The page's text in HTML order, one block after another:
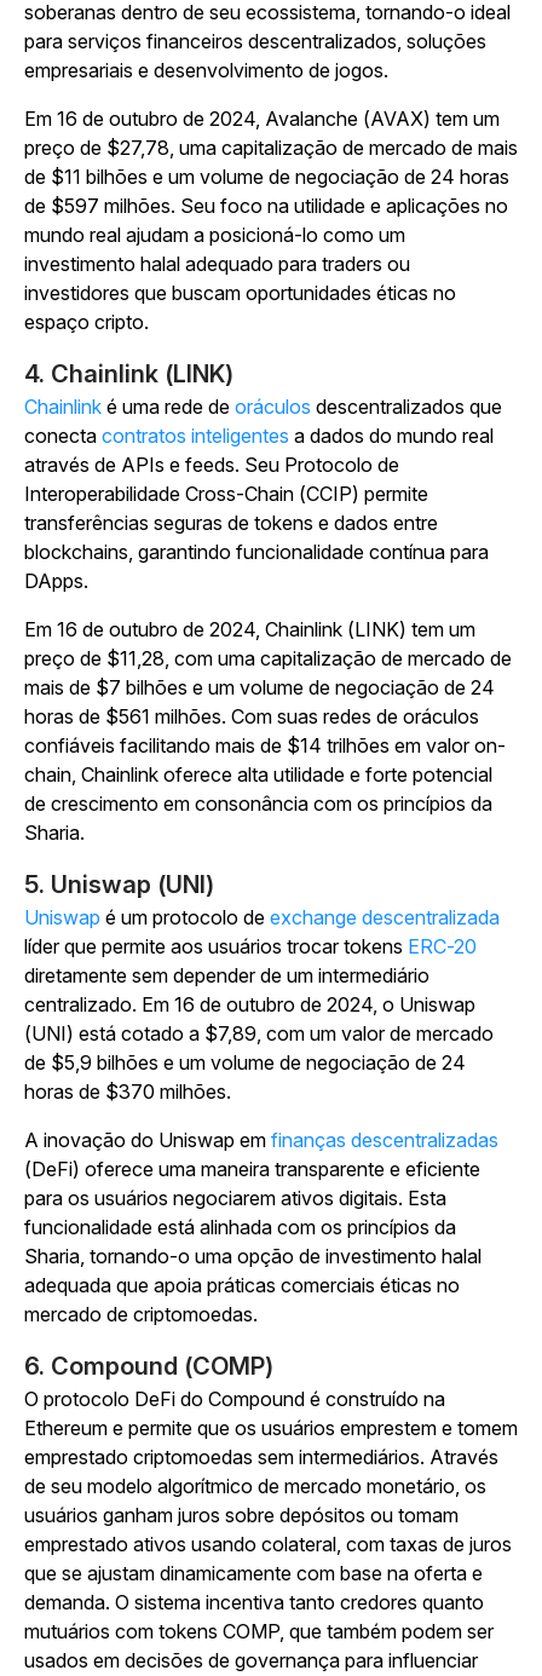
soberanas dentro de seu ecossistema, tornando-o ideal
para serviços financeiros descentralizados, soluções
empresariais e desenvolvimento de jogos.
Em 16 de outubro de 2024, Avalanche (AVAX) tem um
preço de $27,78, uma capitalização de mercado de mais
de $11 bilhões e um volume de negociação de 24 horas
de $597 milhões. Seu foco na utilidade e aplicações no
mundo real ajudam a posicioná-lo como um
investimento halal adequado para traders ou
investidores que buscam oportunidades éticas no
espaço cripto.
4. Chainlink (LINK)
Chainlink é uma rede de oráculos descentralizados que
conecta contratos inteligentes a dados do mundo real
através de APIs e feeds. Seu Protocolo de
Interoperabilidade Cross-Chain (CCIP) permite
transferências seguras de tokens e dados entre
blockchains, garantindo funcionalidade contínua para
DApps.
Em 16 de outubro de 2024, Chainlink (LINK) tem um
preço de $11,28, com uma capitalização de mercado de
mais de $7 bilhões e um volume de negociação de 24
horas de $561 milhões. Com suas redes de oráculos
confiáveis facilitando mais de $14 trilhões em valor on-
chain, Chainlink oferece alta utilidade e forte potencial
de crescimento em consonância com os princípios da
Sharia.
5. Uniswap (UNI)
Uniswap é um protocolo de exchange descentralizada
líder que permite aos usuários trocar tokens ERC-20
diretamente sem depender de um intermediário
centralizado. Em 16 de outubro de 2024, o Uniswap
(UNI) está cotado a $7,89, com um valor de mercado
de $5,9 bilhões e um volume de negociação de 24
horas de $370 milhões.
A inovação do Uniswap em finanças descentralizadas
(DeFi) oferece uma maneira transparente e eficiente
para os usuários negociarem ativos digitais. Esta
funcionalidade está alinhada com os princípios da
Sharia, tornando-o uma opção de investimento halal
adequada que apoia práticas comerciais éticas no
mercado de criptomoedas.
6. Compound (COMP)
O protocolo DeFi do Compound é construído na
Ethereum e permite que os usuários emprestem e tomem
emprestado criptomoedas sem intermediários. Através
de seu modelo algorítmico de mercado monetário, os
usuários ganham juros sobre depósitos ou tomam
emprestado ativos usando colateral, com taxas de juros
que se ajustam dinamicamente com base na oferta e
demanda. O sistema incentiva tanto credores quanto
mutuários com tokens COMP, que também podem ser
usados em decisões de governança para influenciar